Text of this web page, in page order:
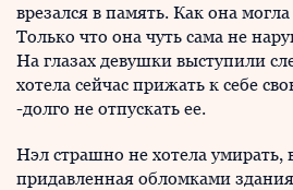
врезался в память. Как она
Только что она чуть сама не
На глазах девушки выступили
хотела сейчас прижать к себе
-долго не отпускать ее.
Нэл страшно не хотела умирать,
придавленная обломками